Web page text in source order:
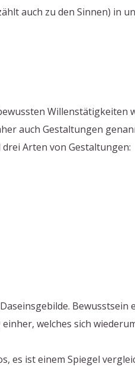
auch zu den Sinnen) in
Willenstätigkeiten
auch Gestaltungen
Arten von Gestaltungen:
Bewusstsein
einher, welches sich
es ist einem Spiegel